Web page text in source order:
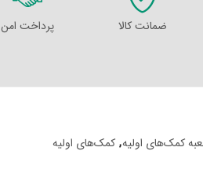
ضمانت کالا پرداخت امن
کمک‌های اولیه, کمک‌های اولیه